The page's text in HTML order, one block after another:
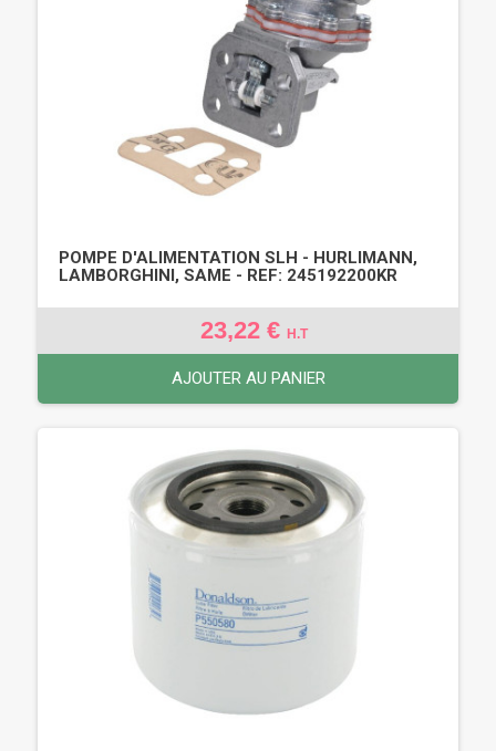
POMPE D'ALIMENTATION SLH - HURLIMANN,
LAMBORGHINI, SAME - REF: 245192200KR
23,22 € H.T
AJOUTER AU PANIER